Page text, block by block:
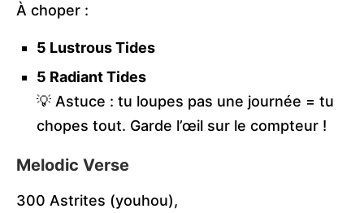
À choper :
5 Lustrous Tides
5 Radiant Tides
💡 Astuce : tu loupes pas une journée = tu
chopes tout. Garde l’œil sur le compteur !
Melodic Verse
300 Astrites (youhou),